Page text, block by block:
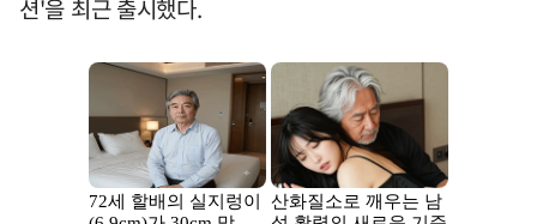
션'을 최근 출시했다.